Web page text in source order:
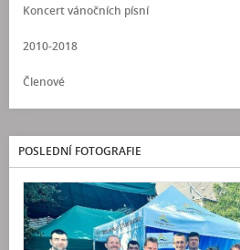
Koncert vánočních písní
2010-2018
Členové
POSLEDNÍ FOTOGRAFIE